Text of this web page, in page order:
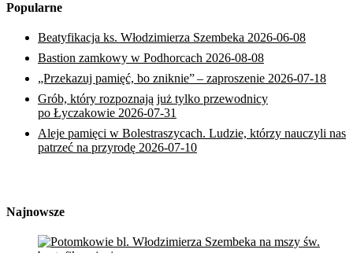
Popularne
Beatyfikacja ks. Włodzimierza Szembeka 2026-06-08
Bastion zamkowy w Podhorcach 2026-08-08
„Przekazuj pamięć, bo zniknie” – zaproszenie 2026-07-18
Grób, który rozpoznają już tylko przewodnicy
po Łyczakowie 2026-07-31
Aleje pamięci w Bolestraszycach. Ludzie, którzy nauczyli nas
patrzeć na przyrodę 2026-07-10
Najnowsze